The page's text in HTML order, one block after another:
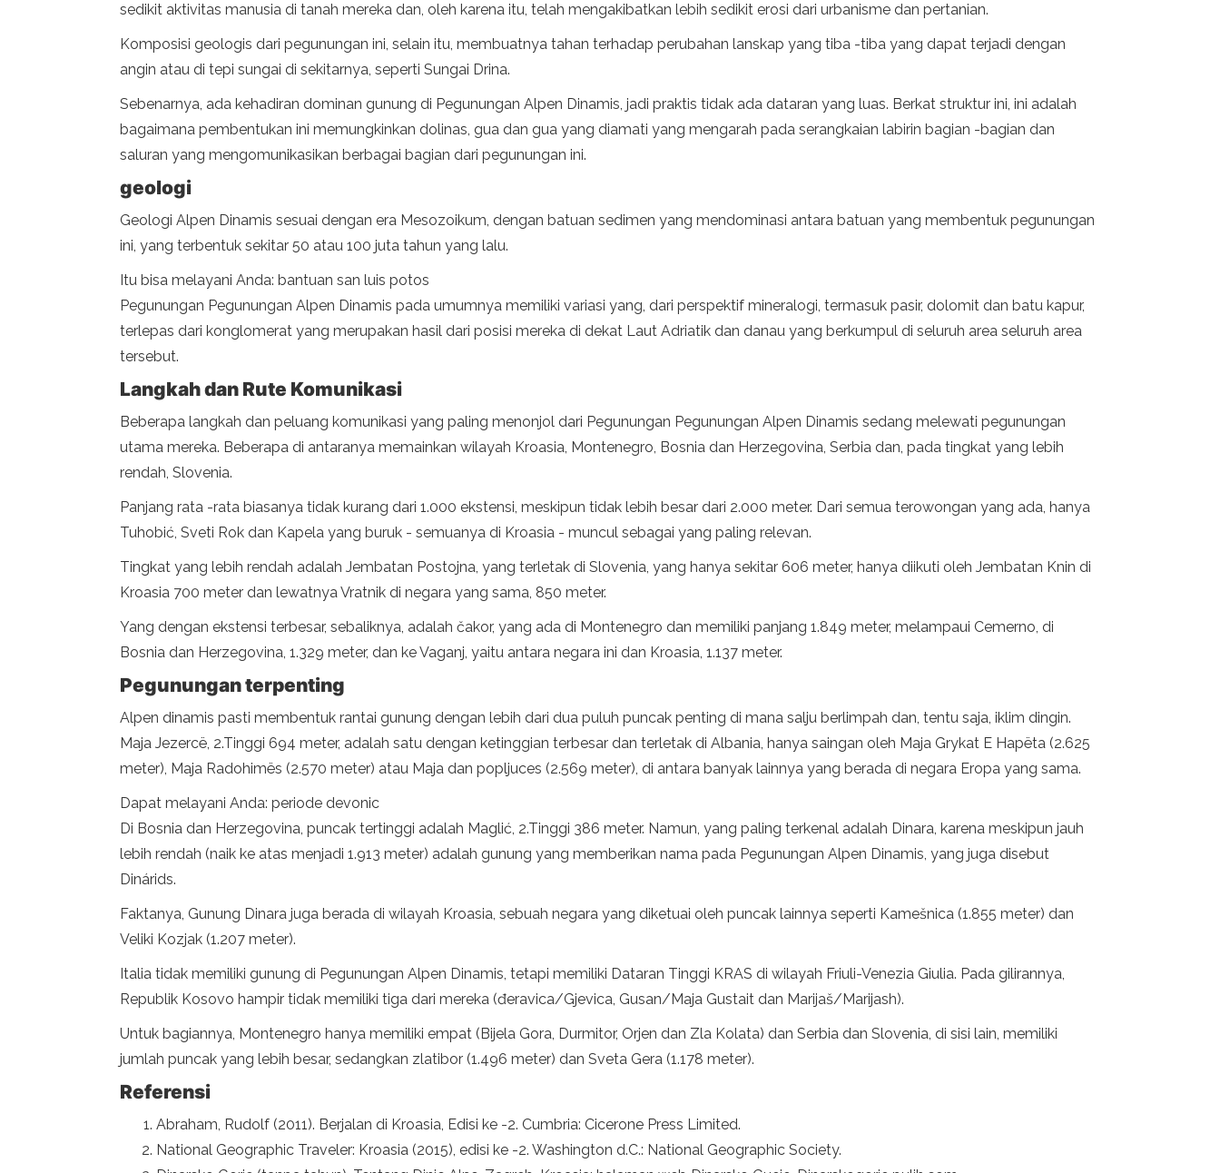
sedikit aktivitas manusia di tanah mereka dan, oleh karena itu, telah mengakibatkan lebih sedikit erosi dari urbanisme dan pertanian.
Komposisi geologis dari pegunungan ini, selain itu, membuatnya tahan terhadap perubahan lanskap yang tiba -tiba yang dapat terjadi dengan
angin atau di tepi sungai di sekitarnya, seperti Sungai Drina.
Sebenarnya, ada kehadiran dominan gunung di Pegunungan Alpen Dinamis, jadi praktis tidak ada dataran yang luas. Berkat struktur ini, ini adalah
bagaimana pembentukan ini memungkinkan dolinas, gua dan gua yang diamati yang mengarah pada serangkaian labirin bagian -bagian dan
saluran yang mengomunikasikan berbagai bagian dari pegunungan ini.
geologi
Geologi Alpen Dinamis sesuai dengan era Mesozoikum, dengan batuan sedimen yang mendominasi antara batuan yang membentuk pegunungan
ini, yang terbentuk sekitar 50 atau 100 juta tahun yang lalu.
Itu bisa melayani Anda: bantuan san luis potos
Pegunungan Pegunungan Alpen Dinamis pada umumnya memiliki variasi yang, dari perspektif mineralogi, termasuk pasir, dolomit dan batu kapur,
terlepas dari konglomerat yang merupakan hasil dari posisi mereka di dekat Laut Adriatik dan danau yang berkumpul di seluruh area seluruh area
tersebut.
Langkah dan Rute Komunikasi
Beberapa langkah dan peluang komunikasi yang paling menonjol dari Pegunungan Pegunungan Alpen Dinamis sedang melewati pegunungan
utama mereka. Beberapa di antaranya memainkan wilayah Kroasia, Montenegro, Bosnia dan Herzegovina, Serbia dan, pada tingkat yang lebih
rendah, Slovenia.
Panjang rata -rata biasanya tidak kurang dari 1.000 ekstensi, meskipun tidak lebih besar dari 2.000 meter. Dari semua terowongan yang ada, hanya
Tuhobić, Sveti Rok dan Kapela yang buruk - semuanya di Kroasia - muncul sebagai yang paling relevan.
Tingkat yang lebih rendah adalah Jembatan Postojna, yang terletak di Slovenia, yang hanya sekitar 606 meter, hanya diikuti oleh Jembatan Knin di
Kroasia 700 meter dan lewatnya Vratnik di negara yang sama, 850 meter.
Yang dengan ekstensi terbesar, sebaliknya, adalah čakor, yang ada di Montenegro dan memiliki panjang 1.849 meter, melampaui Cemerno, di
Bosnia dan Herzegovina, 1.329 meter, dan ke Vaganj, yaitu antara negara ini dan Kroasia, 1.137 meter.
Pegunungan terpenting
Alpen dinamis pasti membentuk rantai gunung dengan lebih dari dua puluh puncak penting di mana salju berlimpah dan, tentu saja, iklim dingin.
Maja Jezercë, 2.Tinggi 694 meter, adalah satu dengan ketinggian terbesar dan terletak di Albania, hanya saingan oleh Maja Grykat E Hapëta (2.625
meter), Maja Radohimës (2.570 meter) atau Maja dan popljuces (2.569 meter), di antara banyak lainnya yang berada di negara Eropa yang sama.
Dapat melayani Anda: periode devonic
Di Bosnia dan Herzegovina, puncak tertinggi adalah Maglić, 2.Tinggi 386 meter. Namun, yang paling terkenal adalah Dinara, karena meskipun jauh
lebih rendah (naik ke atas menjadi 1.913 meter) adalah gunung yang memberikan nama pada Pegunungan Alpen Dinamis, yang juga disebut
Dinárids.
Faktanya, Gunung Dinara juga berada di wilayah Kroasia, sebuah negara yang diketuai oleh puncak lainnya seperti Kamešnica (1.855 meter) dan
Veliki Kozjak (1.207 meter).
Italia tidak memiliki gunung di Pegunungan Alpen Dinamis, tetapi memiliki Dataran Tinggi KRAS di wilayah Friuli-Venezia Giulia. Pada gilirannya,
Republik Kosovo hampir tidak memiliki tiga dari mereka (đeravica/Gjevica, Gusan/Maja Gustait dan Marijaš/Marijash).
Untuk bagiannya, Montenegro hanya memiliki empat (Bijela Gora, Durmitor, Orjen dan Zla Kolata) dan Serbia dan Slovenia, di sisi lain, memiliki
jumlah puncak yang lebih besar, sedangkan zlatibor (1.496 meter) dan Sveta Gera (1.178 meter).
Referensi
Abraham, Rudolf (2011). Berjalan di Kroasia, Edisi ke -2. Cumbria: Cicerone Press Limited.
National Geographic Traveler: Kroasia (2015), edisi ke -2. Washington d.C.: National Geographic Society.